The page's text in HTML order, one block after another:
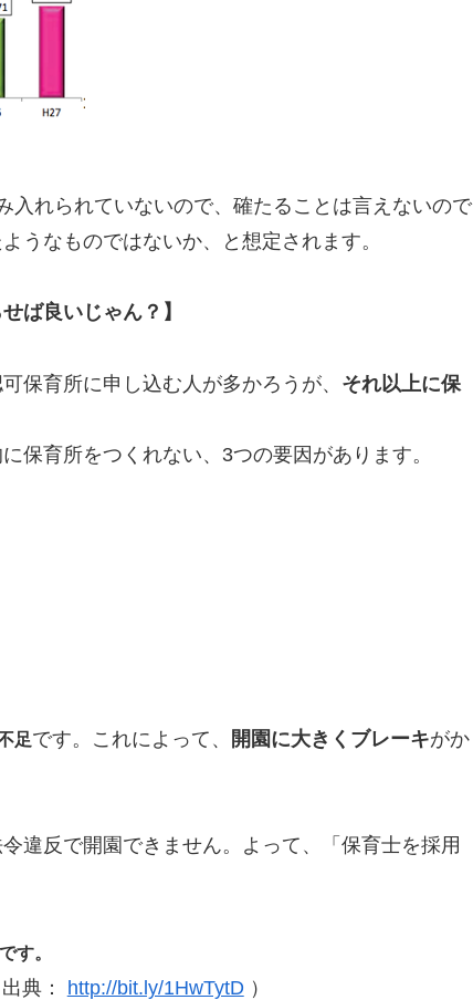
入れられていないので、確たることは言えないので
うなものではないか、と想定されます。
ば良いじゃん？】
保育所に申し込む人が多かろうが、 それ以上に保
保育所をつくれない、3つの要因があります。
足です。これによって、 開園に大きくブレーキがか
違反で開園できません。よって、「保育士を採用
す。
典： http://bit.ly/1HwTytD）